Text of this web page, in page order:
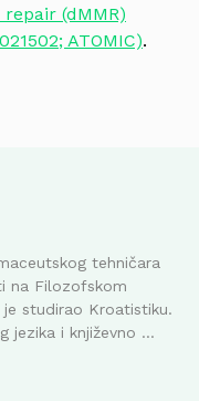
(dMMR)
ATOMIC).
tehničara
na Filozofskom
studirao Kroatistiku.
jezika i književno ...